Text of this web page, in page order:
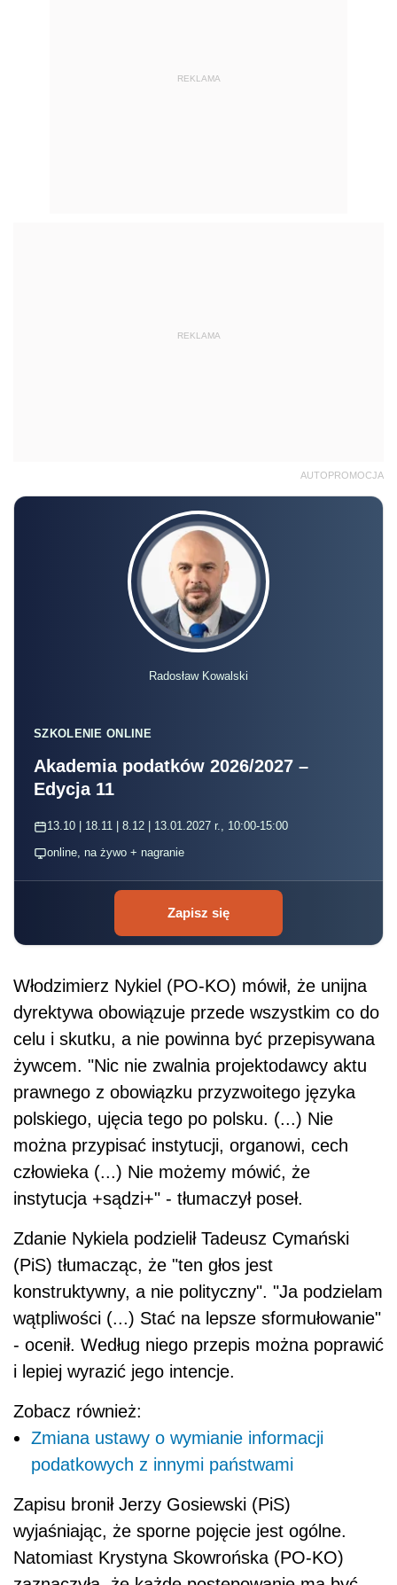
REKLAMA
REKLAMA
AUTOPROMOCJA
Radosław Kowalski
SZKOLENIE ONLINE
Akademia podatków 2026/2027 –
Edycja 11
13.10 | 18.11 | 8.12 | 13.01.2027 r., 10:00-15:00
online, na żywo + nagranie
Zapisz się
Włodzimierz Nykiel (PO-KO) mówił, że unijna
dyrektywa obowiązuje przede wszystkim co do
celu i skutku, a nie powinna być przepisywana
żywcem. "Nic nie zwalnia projektodawcy aktu
prawnego z obowiązku przyzwoitego języka
polskiego, ujęcia tego po polsku. (...) Nie
można przypisać instytucji, organowi, cech
człowieka (...) Nie możemy mówić, że
instytucja +sądzi+" - tłumaczył poseł.
Zdanie Nykiela podzielił Tadeusz Cymański
(PiS) tłumacząc, że "ten głos jest
konstruktywny, a nie polityczny". "Ja podzielam
wątpliwości (...) Stać na lepsze sformułowanie"
- ocenił. Według niego przepis można poprawić
i lepiej wyrazić jego intencje.
Zobacz również:
Zmiana ustawy o wymianie informacji
podatkowych z innymi państwami
Zapisu bronił Jerzy Gosiewski (PiS)
wyjaśniając, że sporne pojęcie jest ogólne.
Natomiast Krystyna Skowrońska (PO-KO)